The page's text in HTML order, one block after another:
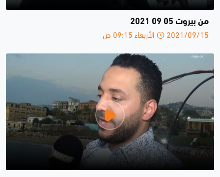
من بيروت 05 09 2021
2021/09/15 الأربعاء 09:15 ص